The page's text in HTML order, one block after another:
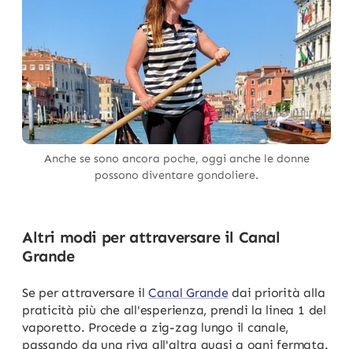
Anche se sono ancora poche, oggi anche le donne
possono diventare gondoliere.
Altri modi per attraversare il Canal
Grande
Se per attraversare ilCanal Grande dai priorità alla
praticità più che all'esperienza, prendi la linea 1 del
vaporetto. Procede a zig-zag lungo il canale,
passando da una riva all'altra quasi a ogni fermata.